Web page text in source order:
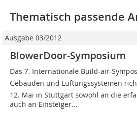
Thematisch passende
Ausgabe 03/2012
BlowerDoor-Symposium
Das 7. Internationale Build-air-
Gebäuden und Lüftungssystemen
12. Mai in Stuttgart sowohl an die
auch an Einsteiger...